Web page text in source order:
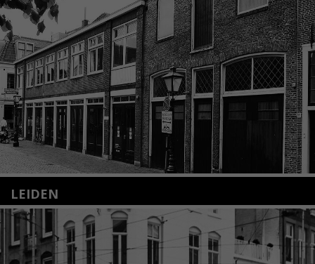
LEIDEN
Nieuwstraat 35
2312 KA Leiden
+31(0)71 – 52 84 480
info@kunsthuisleiden.nl